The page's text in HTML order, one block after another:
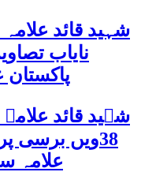
شہید قائد
نایاب
شہید قائد
38ویں برسی
علامہ